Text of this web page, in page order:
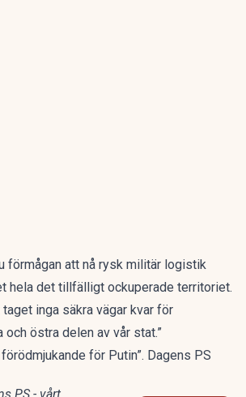
förmågan att nå rysk militär logistik
hela det tillfälligt ockuperade territoriet.
inga säkra vägar kvar för
och östra delen av vår stat.”
för Putin”. Dagens PS